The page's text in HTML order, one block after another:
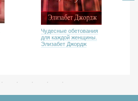
Чудесные обетования
для каждой женщины.
Элизабет Джордж